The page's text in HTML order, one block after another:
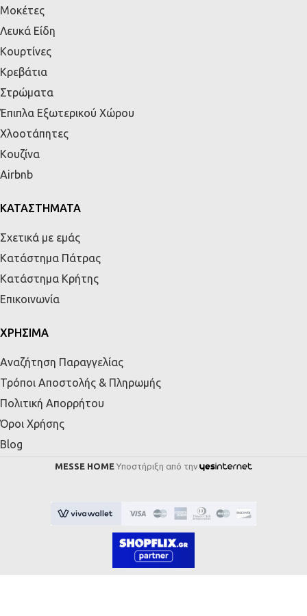
Μοκέτες
Λευκά Είδη
Κουρτίνες
Κρεβάτια
Στρώματα
Έπιπλα Εξωτερικού Χώρου
Χλοοτάπητες
Κουζίνα
Airbnb
ΚΑΤΑΣΤΗΜΑΤΑ
Σχετικά με εμάς
Κατάστημα Πάτρας
Κατάστημα Κρήτης
Επικοινωνία
ΧΡΗΣΙΜΑ
Αναζήτηση Παραγγελίας
Τρόποι Αποστολής & Πληρωμής
Πολιτική Απορρήτου
Όροι Χρήσης
Blog
MESSE HOME Υποστήριξη από την